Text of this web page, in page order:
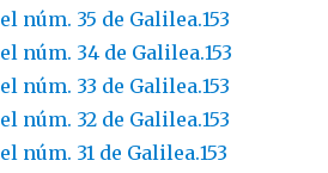
núm. 35 de Galilea.153
núm. 34 de Galilea.153
núm. 33 de Galilea.153
núm. 32 de Galilea.153
núm. 31 de Galilea.153